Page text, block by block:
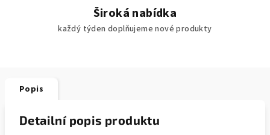
Široká nabídka
každý týden doplňujeme nové produkty
Popis
Detailní popis produktu